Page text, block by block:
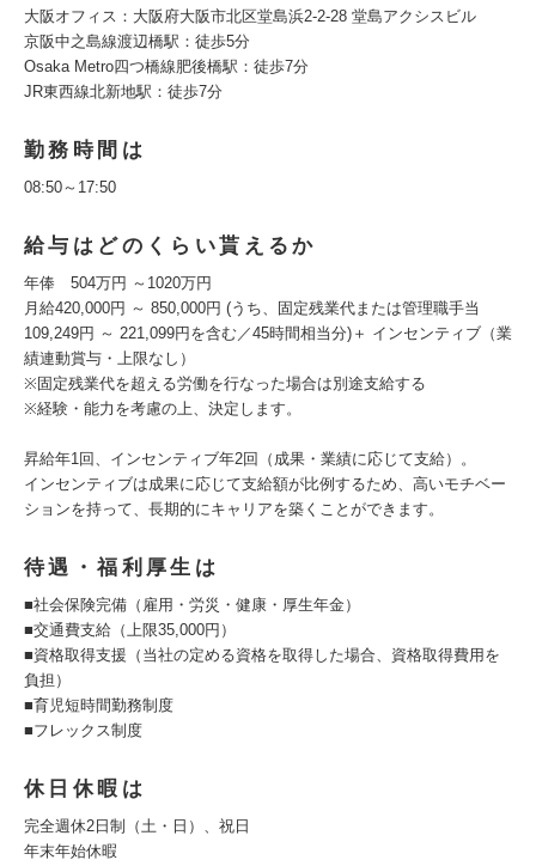
大阪オフィス：大阪府大阪市北区堂島浜2-2-28 堂島アクシスビル
京阪中之島線渡辺橋駅：徒歩5分
Osaka Metro四つ橋線肥後橋駅：徒歩7分
JR東西線北新地駅：徒歩7分
勤務時間は
08:50～17:50
給与はどのくらい貰えるか
年俸 504万円 ～1020万円
月給420,000円 ～ 850,000円 (うち、固定残業代または管理職手当
109,249円 ～ 221,099円を含む／45時間相当分)＋ インセンティブ（業
績連動賞与・上限なし）
※固定残業代を超える労働を行なった場合は別途支給する
※経験・能力を考慮の上、決定します。
昇給年1回、インセンティブ年2回（成果・業績に応じて支給）。
インセンティブは成果に応じて支給額が比例するため、高いモチベー
ションを持って、長期的にキャリアを築くことができます。
待遇・福利厚生は
■社会保険完備（雇用・労災・健康・厚生年金）
■交通費支給（上限35,000円）
■資格取得支援（当社の定める資格を取得した場合、資格取得費用を
負担）
■育児短時間勤務制度
■フレックス制度
休日休暇は
完全週休2日制（土・日）、祝日
年末年始休暇